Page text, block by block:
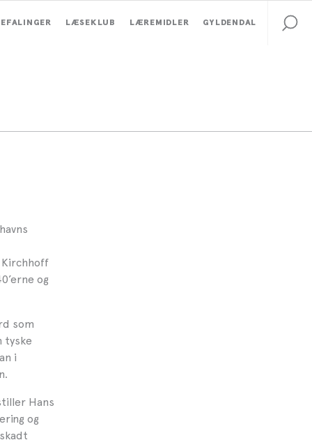
LÆSEKLUB LÆREMIDLER GYLDENDAL
og
som
tyske
i
Hans
og